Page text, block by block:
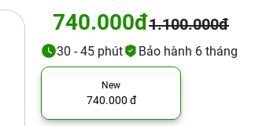
740.000đ1.100.000đ
30 - 45 phút Bảo hành 6 tháng
New
740.000 đ